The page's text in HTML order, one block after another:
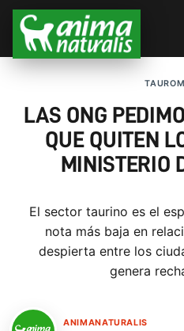
LAS ONG
QUE QUITEN
MINISTERIO
El sector taurino es el
nota más baja en
despierta entre los
genera
ANIMANATURALIS